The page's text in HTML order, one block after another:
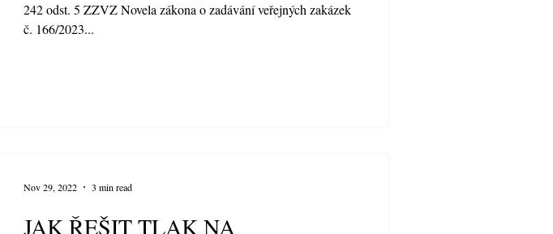
242 odst. 5 ZZVZ Novela zákona o zadávání veřejných zakázek
č. 166/2023...
JAK ŘEŠIT TLAK NA
Nov 29, 2022 3 min read